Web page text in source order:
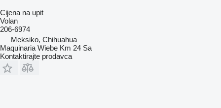
Cijena na upit
Volan
206-6974
Meksiko, Chihuahua
Maquinaria Wiebe Km 24 Sa
Kontaktirajte prodavca